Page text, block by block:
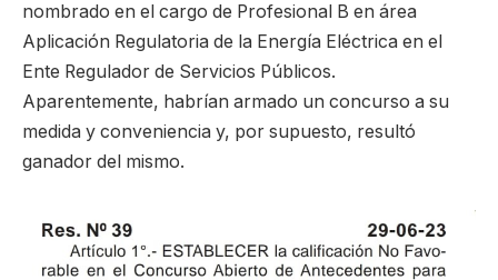
nombrado en el cargo de Profesional B en área
Aplicación Regulatoria de la Energía Eléctrica en el
Ente Regulador de Servicios Públicos.
Aparentemente, habrían armado un concurso a su
medida y conveniencia y, por supuesto, resultó
ganador del mismo.